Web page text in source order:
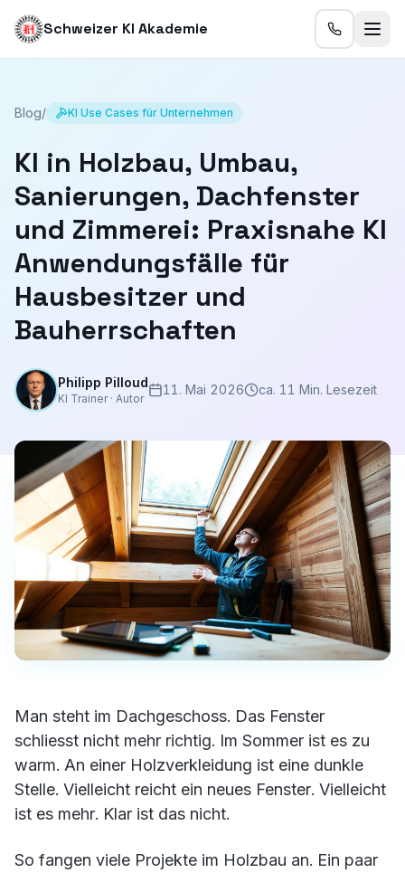
Schweizer KI Akademie
Blog/ KI Use Cases für Unternehmen
KI in Holzbau, Umbau,
Sanierungen, Dachfenster
und Zimmerei: Praxisnahe KI
Anwendungsfälle für
Hausbesitzer und
Bauherrschaften
Philipp Pilloud
KI Trainer · Autor
11. Mai 2026 ca. 11 Min. Lesezeit
Man steht im Dachgeschoss. Das Fenster
schliesst nicht mehr richtig. Im Sommer ist es zu
warm. An einer Holzverkleidung ist eine dunkle
Stelle. Vielleicht reicht ein neues Fenster. Vielleicht
ist es mehr. Klar ist das nicht.
So fangen viele Projekte im Holzbau an. Ein paar